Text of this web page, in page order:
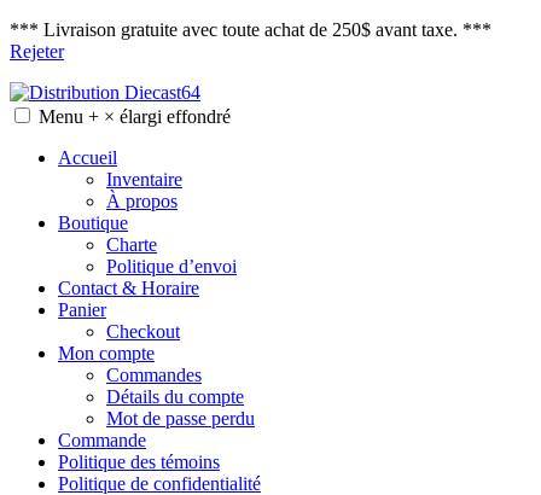
*** Livraison gratuite avec toute achat de 250$ avant taxe. ***
Rejeter
Skip
to
Distribution Diecast64
Une passion, un mode de vie.
Menu + × élargi effondré
Accueil
Inventaire
À propos
Boutique
Charte
Politique d’envoi
Contact & Horaire
Panier
Checkout
Mon compte
Commandes
Détails du compte
Mot de passe perdu
Commande
Politique des témoins
Politique de confidentialité